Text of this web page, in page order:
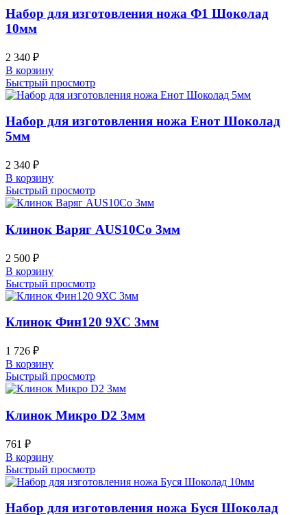
Набор для изготовления ножа Ф1 Шоколад
10мм
2 340 ₽
В корзину
Быстрый просмотр
Набор для изготовления ножа Енот Шоколад
5мм
2 340 ₽
В корзину
Быстрый просмотр
Клинок Варяг AUS10Co 3мм
2 500 ₽
В корзину
Быстрый просмотр
Клинок Фин120 9ХС 3мм
1 726 ₽
В корзину
Быстрый просмотр
Клинок Микро D2 3мм
761 ₽
В корзину
Быстрый просмотр
Набор для изготовления ножа Буся Шоколад